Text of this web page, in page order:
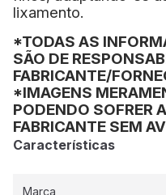
lixamento.
*TODAS AS
SÃO DE
FABRICANTE/
*IMAGENS
PODENDO SOFRER
FABRICANTE SEM
Características
Marca